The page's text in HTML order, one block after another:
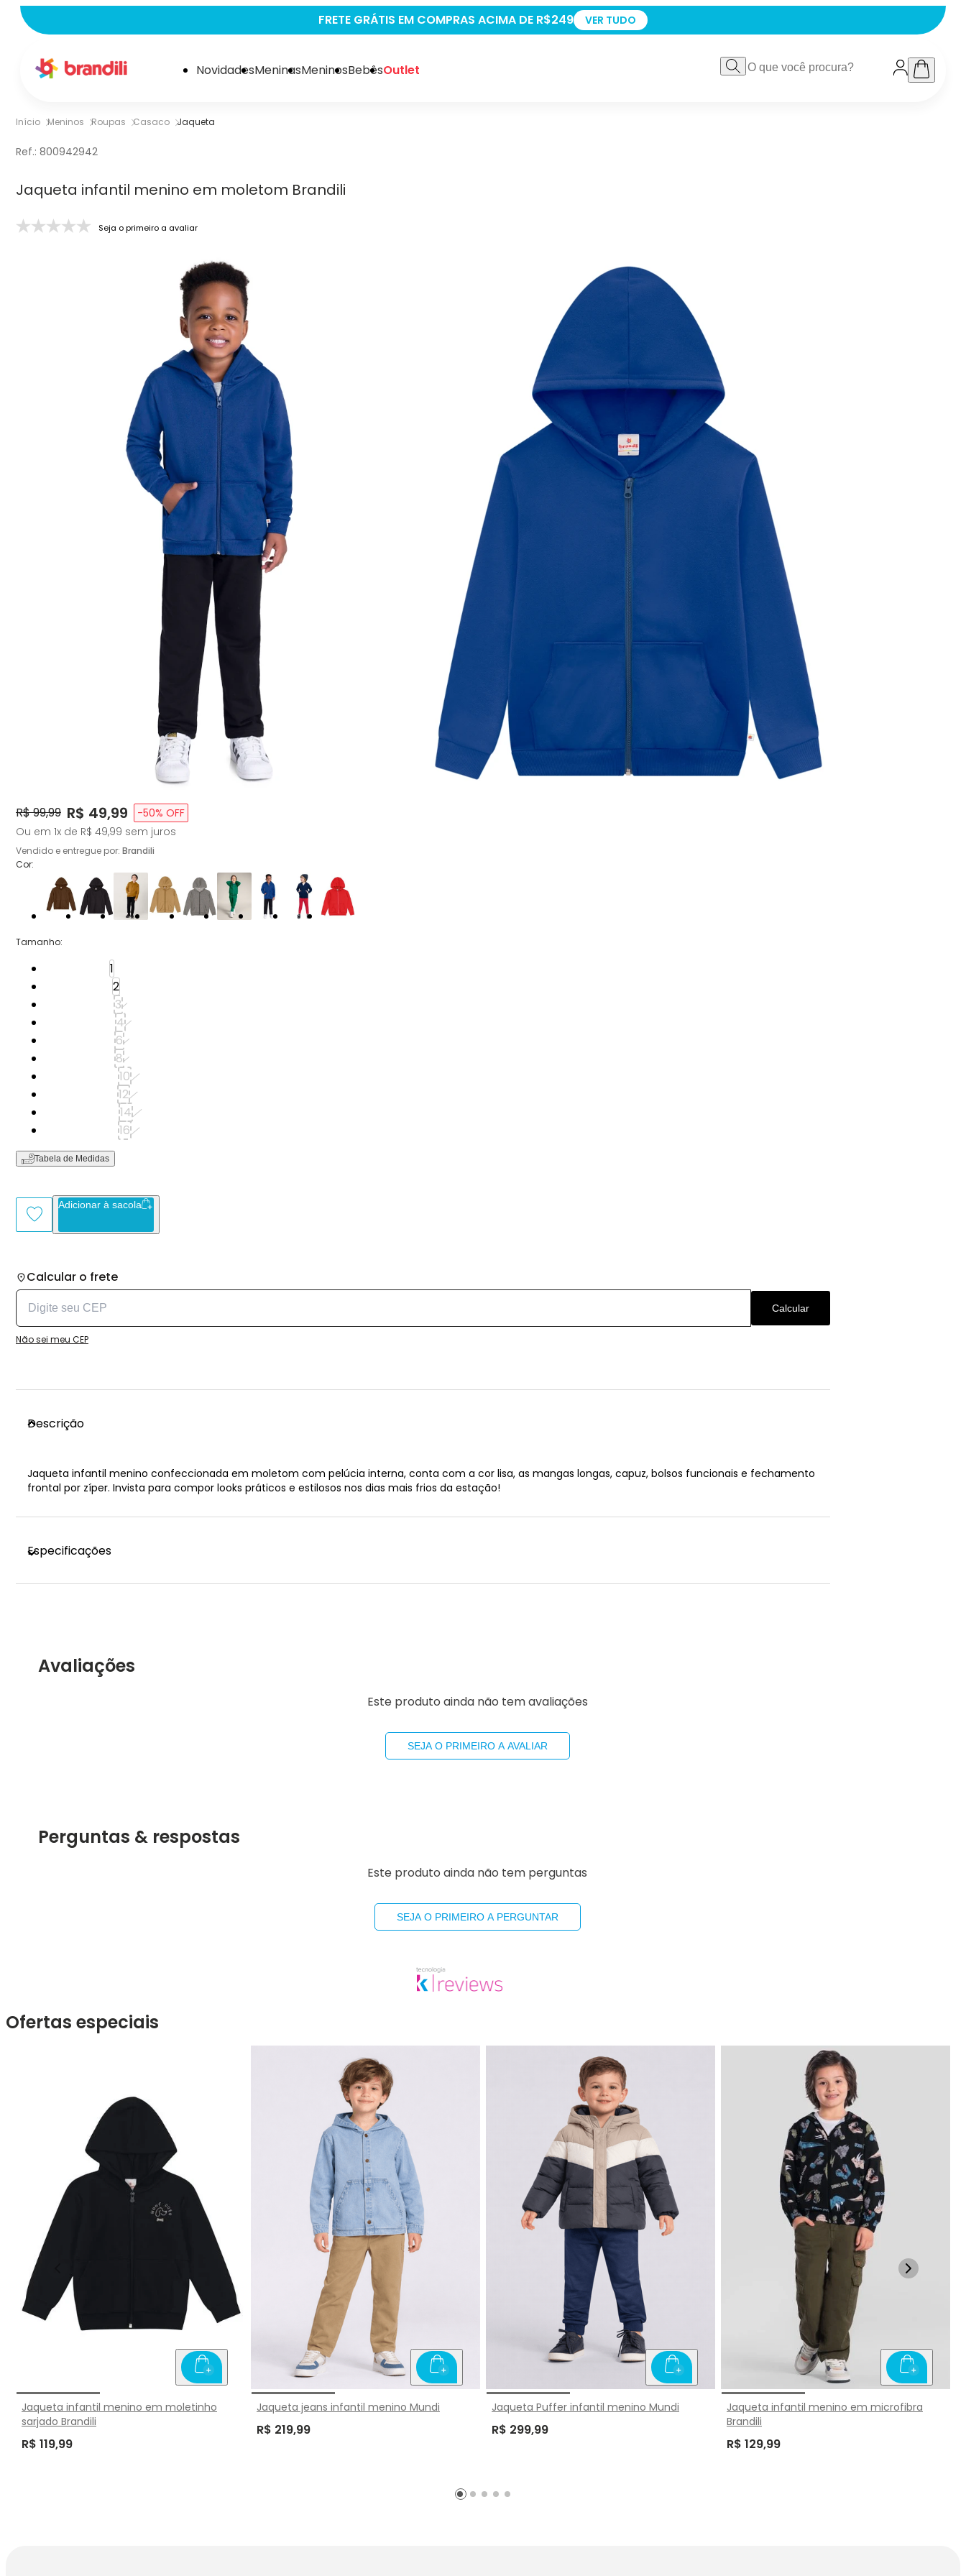
+5% OFF PAGANDO NO PIX VER TUDO
NovidadesMeninasMeninosBebêsOutlet
Início Meninos Roupas Casaco Jaqueta
Ref.: 800942942
Jaqueta infantil menino em moletom Brandili
Seja o primeiro a avaliar
Original Price:
R$ 99,99 Price:
R$ 49,99 -50% OFF
Ou em 1x de R$ 49,99 sem juros
Vendido e entregue por: Brandili
Cor:
Tamanho:
1
2
3
4
6
8
10
12
14
16
Tabela de Medidas
Adicionar à sacola
Calcular o frete
Calcular
Não sei meu CEP
Descrição
Jaqueta infantil menino confeccionada em moletom com pelúcia interna, conta com a cor lisa, as mangas longas, capuz, bolsos funcionais e fechamento
frontal por zíper. Invista para compor looks práticos e estilosos nos dias mais frios da estação!
Especificações
Avaliações
Este produto ainda não tem avaliações
SEJA O PRIMEIRO A AVALIAR
Perguntas & respostas
Este produto ainda não tem perguntas
SEJA O PRIMEIRO A PERGUNTAR
Ofertas especiais
Jaqueta infantil menino em moletinho
sarjado Brandili
R$ 119,99
Jaqueta jeans infantil menino Mundi
R$ 219,99
Jaqueta Puffer infantil menino Mundi
R$ 299,99
Jaqueta infantil menino em microfibra
Brandili
R$ 129,99